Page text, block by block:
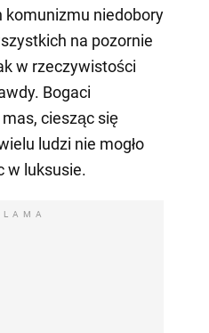
komunizmu niedobory
na pozornie
w rzeczywistości
Bogaci
ciesząc się
ludzi nie mogło
w luksusie.